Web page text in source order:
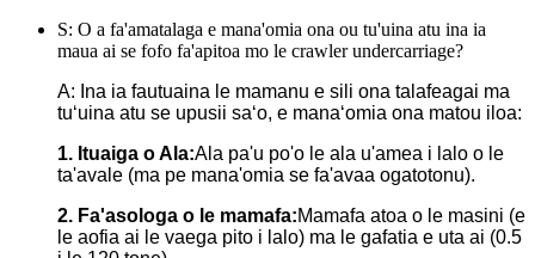
S: O a fa'amatalaga e mana'omia ona ou tu'uina atu ina ia
maua ai se fofo fa'apitoa mo le crawler undercarriage?
A: Ina ia fautuaina le mamanu e sili ona talafeagai ma
tuʻuina atu se upusii saʻo, e manaʻomia ona matou iloa:
1. Ituaiga o Ala:Ala pa'u po'o le ala u'amea i lalo o le
ta'avale (ma pe mana'omia se fa'avaa ogatotonu).
2. Fa'asologa o le mamafa:Mamafa atoa o le masini (e
le aofia ai le vaega pito i lalo) ma le gafatia e uta ai (0.5